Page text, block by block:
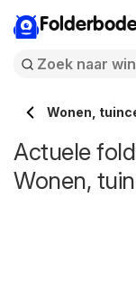
Wonen,
Actuele
Wonen,